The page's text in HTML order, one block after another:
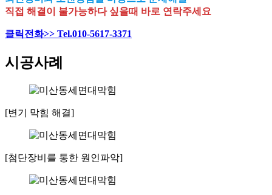
직접 해결이 불가능하다 싶을때 바로 연락주세요
클릭전화>> Tel.010-5617-3371
시공사례
[변기 막힘 해결]
[첨단장비를 통한 원인파악]